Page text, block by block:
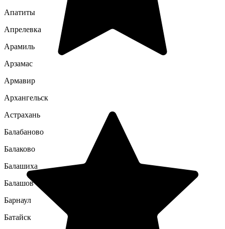
Апатиты
Апрелевка
Арамиль
Арзамас
Армавир
Архангельск
Астрахань
Балабаново
Балаково
Балашиха
Балашов
Барнаул
Батайск